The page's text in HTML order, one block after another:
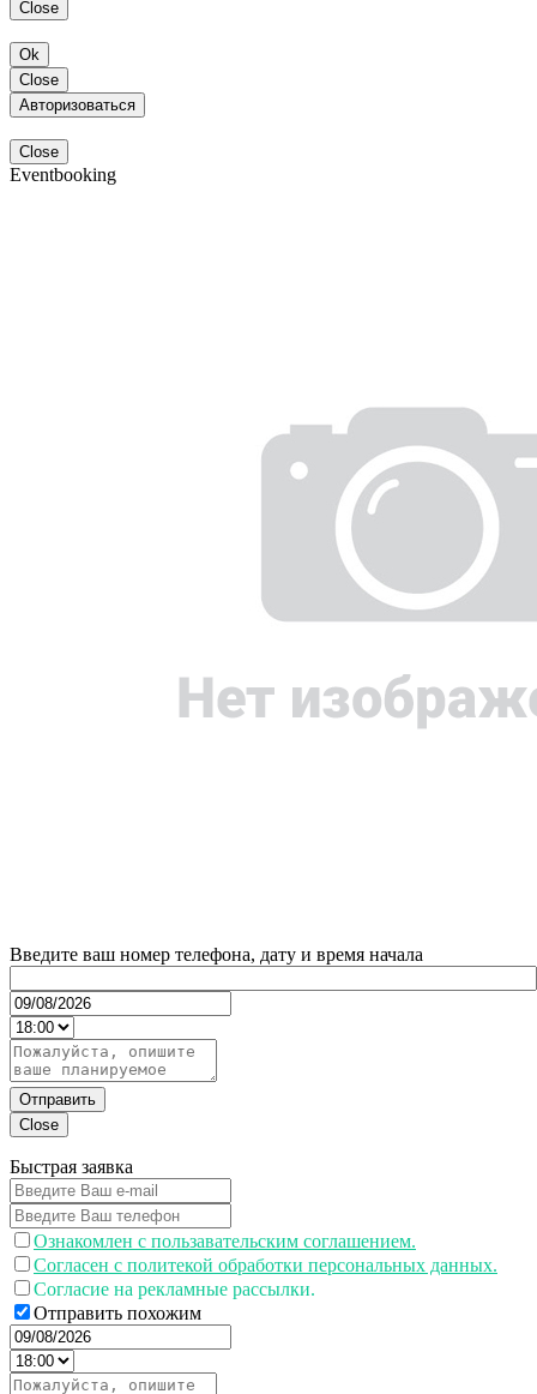
Close
Ok
Close
Авторизоваться
Close
Eventbooking
Введите ваш номер телефона, дату и время начала
Отправить
Close
Быстрая заявка
Ознакомлен с пользавательским соглашением.
Согласен с политекой обработки персональных данных.
Согласие на рекламные рассылки.
Отправить похожим